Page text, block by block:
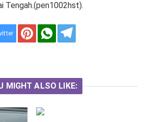
Tengah.(pen1002hst).
MIGHT ALSO LIKE: